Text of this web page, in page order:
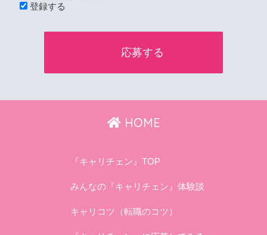
登録する
HOME
『キャリチェン』TOP
みんなの『キャリチェン』体験談
キャリコツ（転職のコツ）